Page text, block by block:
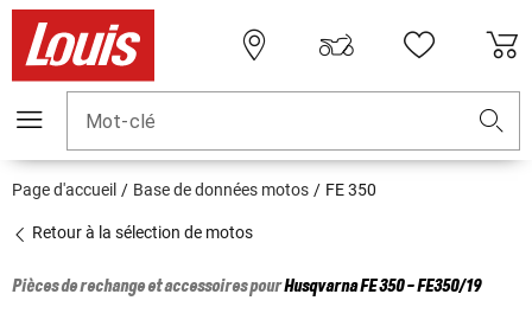
Mot-clé
Page d'accueil Base de données motos FE 350
Retour à la sélection de motos
Pièces de rechange et accessoires pourHusqvarnaFE 350 - FE350/19